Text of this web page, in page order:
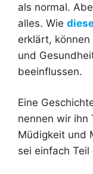
als normal.
alles. Wie
erklärt,
und
beeinflussen.
Eine
nennen wir ihn
Müdigkeit und
sei einfach